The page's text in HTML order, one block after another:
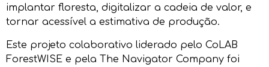
implantar floresta, digitalizar a cadeia de valor, e
tornar acessível a estimativa de produção.
Este projeto colaborativo liderado pelo CoLAB
ForestWISE e pela The Navigator Company foi